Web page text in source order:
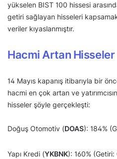
yükselen BIST 100 hissesi
getiri sağlayan hisseleri
veriler kıyaslanmıştır.
Hacmi Artan Hisseler
14 Mayıs kapanış itibarıyla bir
hacmi en çok artan ve
hisseler şöyle gerçekleşti:
Doğuş Otomotiv (DOAS): 184%
Yapı Kredi (YKBNK): 160% (Getiri: